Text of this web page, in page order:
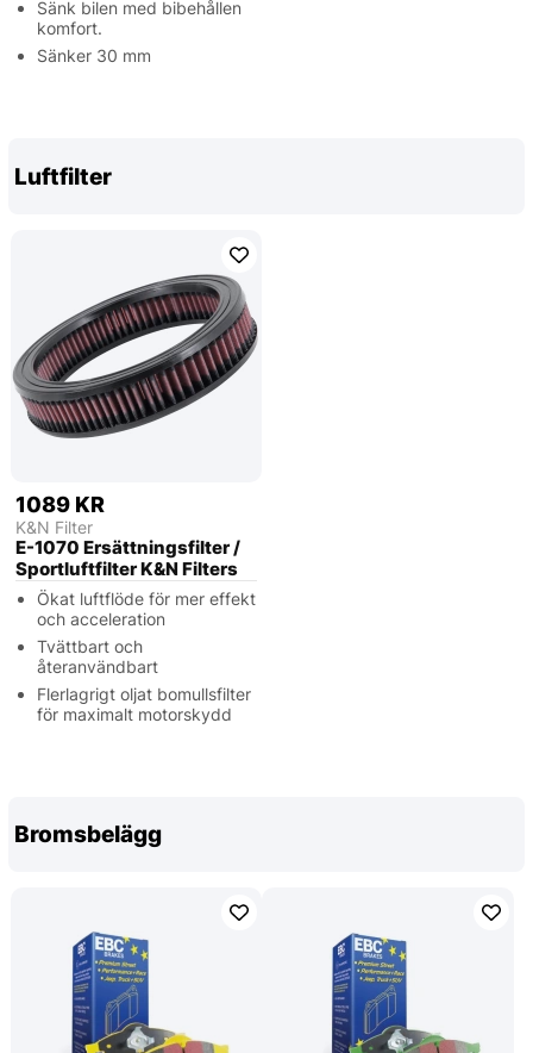
Sänk bilen med bibehållen
komfort.
Sänker 30 mm
Luftfilter
1089 KR
K&N Filter
E-1070 Ersättningsfilter /
Sportluftfilter K&N Filters
Ökat luftflöde för mer effekt
och acceleration
Tvättbart och
återanvändbart
Flerlagrigt oljat bomullsfilter
för maximalt motorskydd
Bromsbelägg